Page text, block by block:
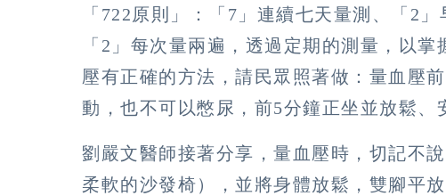
「722原則」：「7」連續七天量測、「2
「2」每次量兩遍，透過定期的測量，以
壓有正確的方法，請民眾照著做：量血壓
動，也不可以憋尿，前5分鐘正坐並放鬆、
劉嚴文醫師接著分享，量血壓時，切記不
柔軟的沙發椅），並將身體放鬆，雙腳平